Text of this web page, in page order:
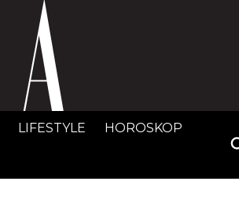
LIFESTYLE HOROSKOP